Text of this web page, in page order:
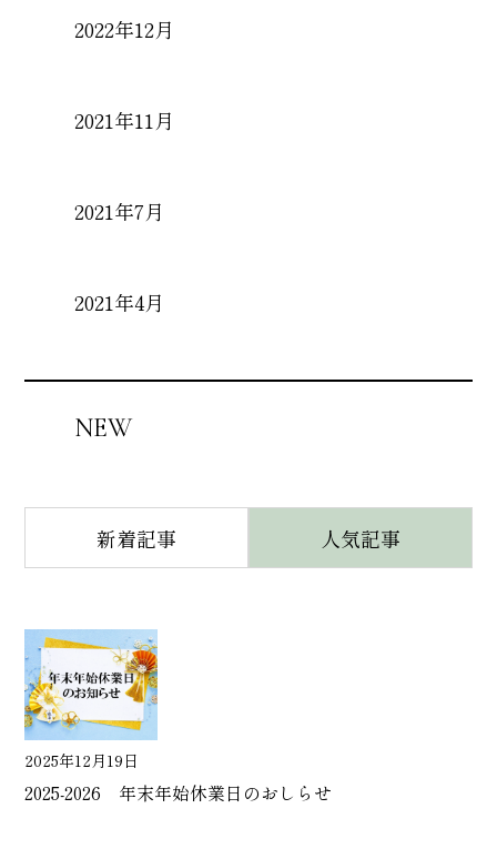
2022年12月
2021年11月
2021年7月
2021年4月
NEW
新着記事
2025年12月19日
2025-2026 年末年始休業日のおしらせ
人気記事